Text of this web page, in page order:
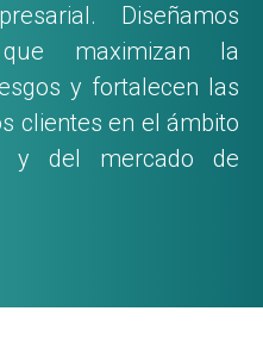
Diseñamos
maximizan la
y fortalecen las
clientes en el ámbito
y del mercado de